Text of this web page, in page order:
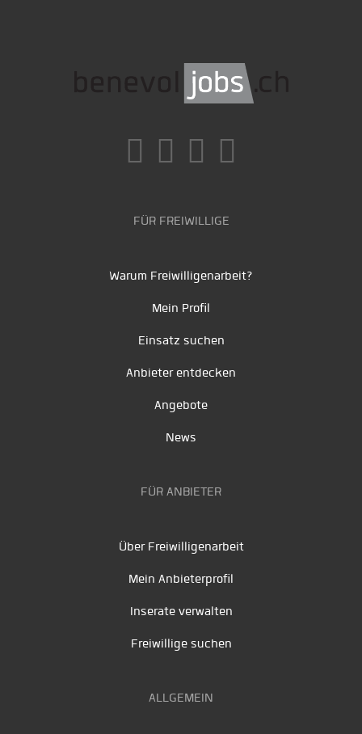
FÜR FREIWILLIGE
Warum Freiwilligenarbeit?
Mein Profil
Einsatz suchen
Anbieter entdecken
Angebote
News
FÜR ANBIETER
Über Freiwilligenarbeit
Mein Anbieterprofil
Inserate verwalten
Freiwillige suchen
ALLGEMEIN